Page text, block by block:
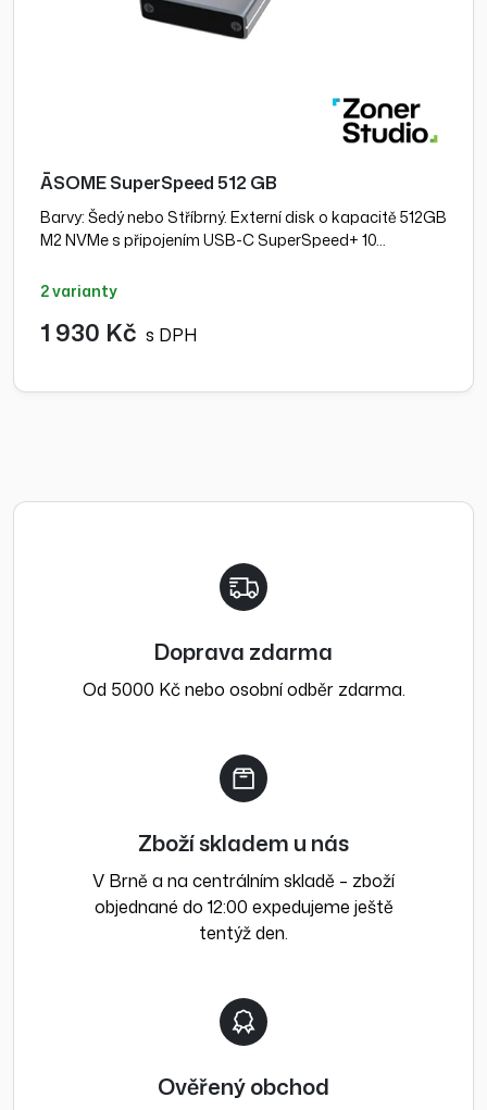
ĀSOME SuperSpeed 512 GB
Barvy: Šedý nebo Stříbrný. Externí disk o kapacitě 512GB
M2 NVMe s připojením USB-C SuperSpeed+ 10…
2 varianty
1 930 Kč s DPH
Doprava zdarma
Od 5000 Kč nebo osobní odběr zdarma.
Zboží skladem u nás
V Brně a na centrálním skladě – zboží
objednané do 12:00 expedujeme ještě
tentýž den.
Ověřený obchod